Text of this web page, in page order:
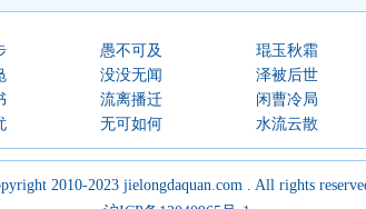
愚不可及 琨玉秋霜
没没无闻 泽被后世
流离播迁 闲曹冷局
无可如何 水流云散
2010-2023 jielongdaquan.com . All rights